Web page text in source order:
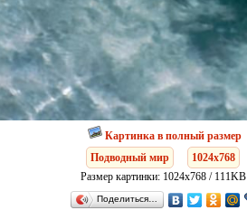
Картинка в полный размер
Подводный мир
1024x768
Размер картинки: 1024x768 / 111KB
Поделиться…